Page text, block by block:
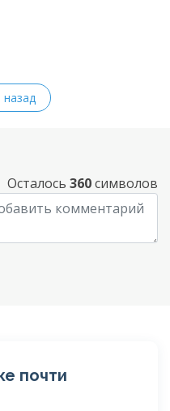
назад
Осталось 360символов
почти